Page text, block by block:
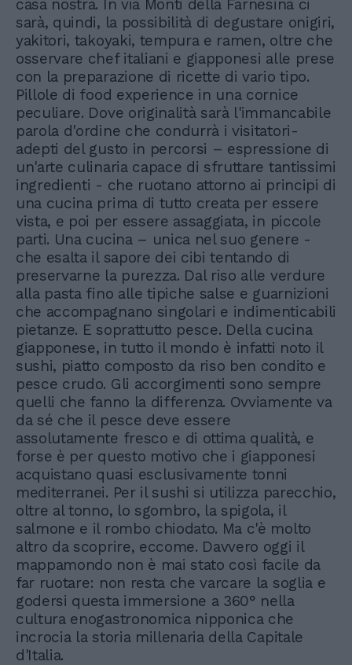
casa nostra. In via Monti della Farnesina ci
sarà, quindi, la possibilità di degustare onigiri,
yakitori, takoyaki, tempura e ramen, oltre che
osservare chef italiani e giapponesi alle prese
con la preparazione di ricette di vario tipo.
Pillole di food experience in una cornice
peculiare. Dove originalità sarà l'immancabile
parola d'ordine che condurrà i visitatori-
adepti del gusto in percorsi – espressione di
un'arte culinaria capace di sfruttare tantissimi
ingredienti - che ruotano attorno ai principi di
una cucina prima di tutto creata per essere
vista, e poi per essere assaggiata, in piccole
parti. Una cucina – unica nel suo genere -
che esalta il sapore dei cibi tentando di
preservarne la purezza. Dal riso alle verdure
alla pasta fino alle tipiche salse e guarnizioni
che accompagnano singolari e indimenticabili
pietanze. E soprattutto pesce. Della cucina
giapponese, in tutto il mondo è infatti noto il
sushi, piatto composto da riso ben condito e
pesce crudo. Gli accorgimenti sono sempre
quelli che fanno la differenza. Ovviamente va
da sé che il pesce deve essere
assolutamente fresco e di ottima qualità, e
forse è per questo motivo che i giapponesi
acquistano quasi esclusivamente tonni
mediterranei. Per il sushi si utilizza parecchio,
oltre al tonno, lo sgombro, la spigola, il
salmone e il rombo chiodato. Ma c'è molto
altro da scoprire, eccome. Davvero oggi il
mappamondo non è mai stato così facile da
far ruotare: non resta che varcare la soglia e
godersi questa immersione a 360° nella
cultura enogastronomica nipponica che
incrocia la storia millenaria della Capitale
d'Italia.